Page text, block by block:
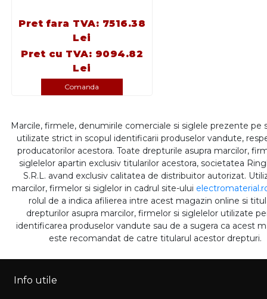
Pret fara TVA: 7516.38
Lei
Pret cu TVA: 9094.82
Lei
Comanda
Marcile, firmele, denumirile comerciale si siglele prezente pe
utilizate strict in scopul identificarii produselor vandute,
producatorilor acestora. Toate drepturile asupra marcilor,
siglelelor apartin exclusiv titularilor acestora, societatea
S.R.L. avand exclusiv calitatea de distribuitor autorizat.
marcilor, firmelor si siglelor in cadrul site-ului
rolul de a indica afilierea intre acest magazin online si
drepturilor asupra marcilor, firmelor si siglelelor utilizate
identificarea produselor vandute sau de a sugera ca acest
este recomandat de catre titularul acestor drepturi.
Info utile